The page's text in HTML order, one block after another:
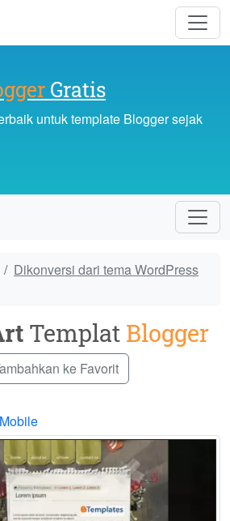
Gratis
untuk template Blogger sejak
Dikonversi dari tema WordPress
Templat Blogger
ke Favorit
Mobile